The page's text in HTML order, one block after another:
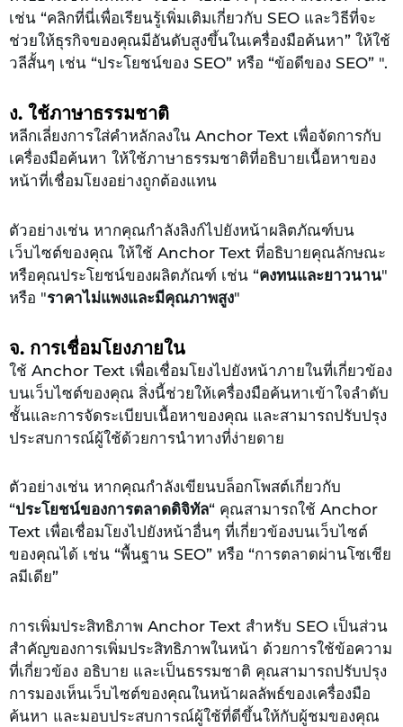
เช่น “คลิกที่นี่เพื่อเรียนรู้เพิ่มเติมเกี่ยวกับ SEO และวิธีที่จะ
ช่วยให้ธุรกิจของคุณมีอันดับสูงขึ้นในเครื่องมือค้นหา” ให้ใช้
วลีสั้นๆ เช่น “ประโยชน์ของ SEO” หรือ “ข้อดีของ SEO” ".
ง. ใช้ภาษาธรรมชาติ
หลีกเลี่ยงการใส่คำหลักลงใน Anchor Text เพื่อจัดการกับ
เครื่องมือค้นหา ให้ใช้ภาษาธรรมชาติที่อธิบายเนื้อหาของ
หน้าที่เชื่อมโยงอย่างถูกต้องแทน
ตัวอย่างเช่น หากคุณกำลังลิงก์ไปยังหน้าผลิตภัณฑ์บน
เว็บไซต์ของคุณ ให้ใช้ Anchor Text ที่อธิบายคุณลักษณะ
หรือคุณประโยชน์ของผลิตภัณฑ์ เช่น “คงทนและยาวนาน"
หรือ "ราคาไม่แพงและมีคุณภาพสูง"
จ. การเชื่อมโยงภายใน
ใช้ Anchor Text เพื่อเชื่อมโยงไปยังหน้าภายในที่เกี่ยวข้อง
บนเว็บไซต์ของคุณ สิ่งนี้ช่วยให้เครื่องมือค้นหาเข้าใจลำดับ
ชั้นและการจัดระเบียบเนื้อหาของคุณ และสามารถปรับปรุง
ประสบการณ์ผู้ใช้ด้วยการนำทางที่ง่ายดาย
ตัวอย่างเช่น หากคุณกำลังเขียนบล็อกโพสต์เกี่ยวกับ
“ประโยชน์ของการตลาดดิจิทัล“ คุณสามารถใช้ Anchor
Text เพื่อเชื่อมโยงไปยังหน้าอื่นๆ ที่เกี่ยวข้องบนเว็บไซต์
ของคุณได้ เช่น “พื้นฐาน SEO” หรือ “การตลาดผ่านโซเชีย
ลมีเดีย”
การเพิ่มประสิทธิภาพ Anchor Text สำหรับ SEO เป็นส่วน
สำคัญของการเพิ่มประสิทธิภาพในหน้า ด้วยการใช้ข้อความ
ที่เกี่ยวข้อง อธิบาย และเป็นธรรมชาติ คุณสามารถปรับปรุง
การมองเห็นเว็บไซต์ของคุณในหน้าผลลัพธ์ของเครื่องมือ
ค้นหา และมอบประสบการณ์ผู้ใช้ที่ดีขึ้นให้กับผู้ชมของคุณ